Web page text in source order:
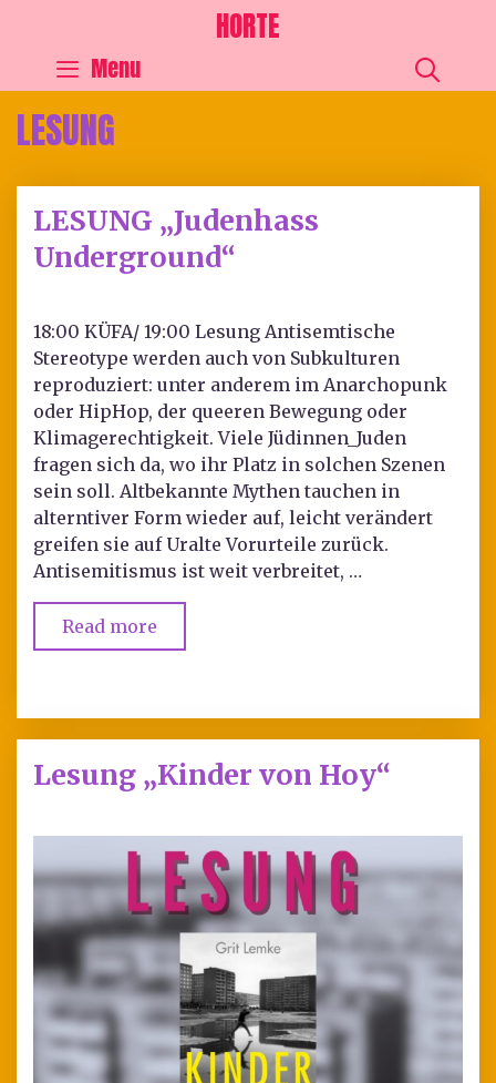
HORTE
Menu
LESUNG
LESUNG „Judenhass
Underground“
18:00 KÜFA/ 19:00 Lesung Antisemtische
Stereotype werden auch von Subkulturen
reproduziert: unter anderem im Anarchopunk
oder HipHop, der queeren Bewegung oder
Klimagerechtigkeit. Viele Jüdinnen_Juden
fragen sich da, wo ihr Platz in solchen Szenen
sein soll. Altbekannte Mythen tauchen in
alterntiver Form wieder auf, leicht verändert
greifen sie auf Uralte Vorurteile zurück.
Antisemitismus ist weit verbreitet, …
Read more
Lesung „Kinder von Hoy“